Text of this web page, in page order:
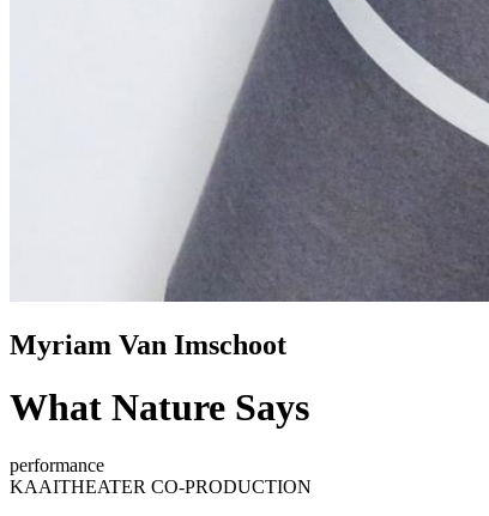
Myriam Van Imschoot
What Nature Says
performance
KAAITHEATER CO-PRODUCTION